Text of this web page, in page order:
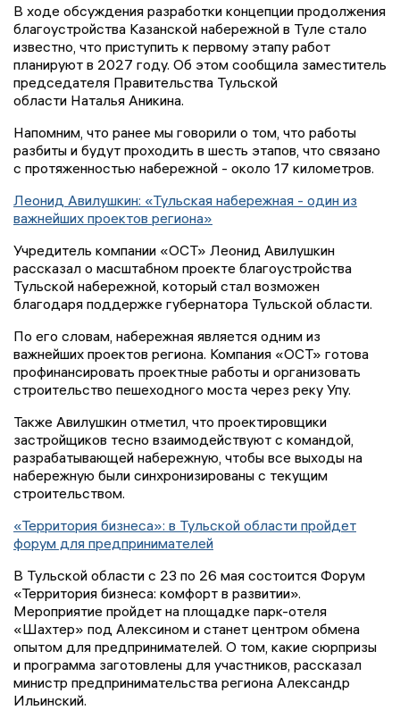
В ходе обсуждения разработки концепции продолжения
благоустройства Казанской набережной в Туле стало
известно, что приступить к первому этапу работ
планируют в 2027 году. Об этом сообщила заместитель
председателя Правительства Тульской
области Наталья Аникина.
Напомним, что ранее мы говорили о том, что работы
разбиты и будут проходить в шесть этапов, что связано
с протяженностью набережной - около 17 километров.
Леонид Авилушкин: «Тульская набережная - один из
важнейших проектов региона»
Учредитель компании «ОСТ» Леонид Авилушкин
рассказал о масштабном проекте благоустройства
Тульской набережной, который стал возможен
благодаря поддержке губернатора Тульской области.
По его словам, набережная является одним из
важнейших проектов региона. Компания «ОСТ» готова
профинансировать проектные работы и организовать
строительство пешеходного моста через реку Упу.
Также Авилушкин отметил, что проектировщики
застройщиков тесно взаимодействуют с командой,
разрабатывающей набережную, чтобы все выходы на
набережную были синхронизированы с текущим
строительством.
«Территория бизнеса»: в Тульской области пройдет
форум для предпринимателей
В Тульской области с 23 по 26 мая состоится Форум
«Территория бизнеса: комфорт в развитии».
Мероприятие пройдет на площадке парк-отеля
«Шахтер» под Алексином и станет центром обмена
опытом для предпринимателей. О том, какие сюрпризы
и программа заготовлены для участников, рассказал
министр предпринимательства региона Александр
Ильинский.